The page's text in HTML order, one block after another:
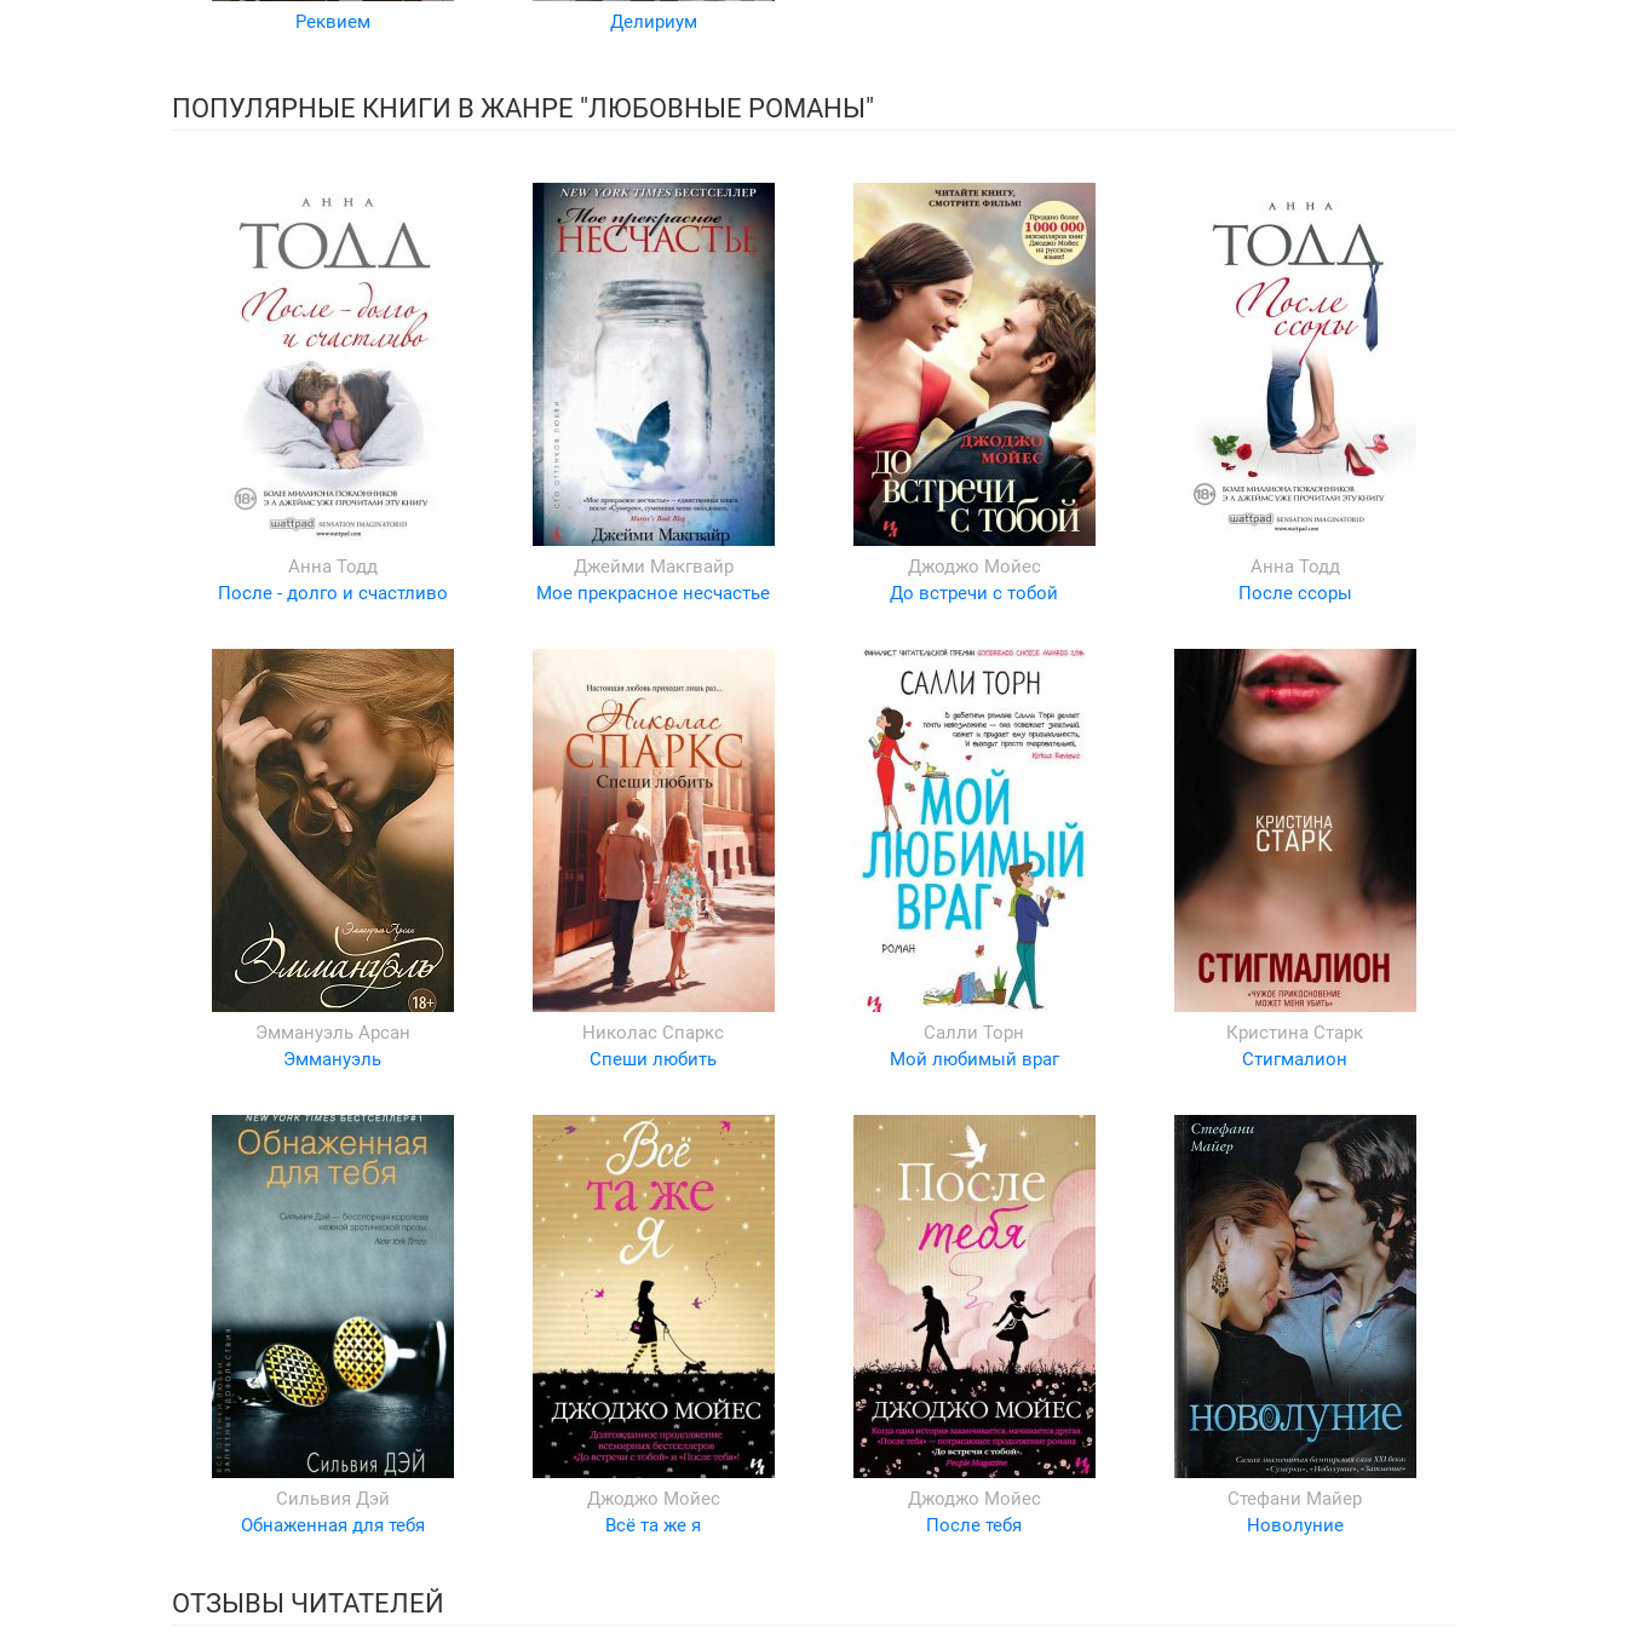
Реквием Делириум
ПОПУЛЯРНЫЕ КНИГИ В ЖАНРЕ "ЛЮБОВНЫЕ РОМАНЫ"
Анна Тодд
После - долго и счастливо
Джейми Макгвайр
Мое прекрасное несчастье
Джоджо Мойес
До встречи с тобой
Анна Тодд
После ссоры
Эммануэль Арсан
Эммануэль
Николас Спаркс
Спеши любить
Салли Торн
Мой любимый враг
Кристина Старк
Стигмалион
Сильвия Дэй
Обнаженная для тебя
Джоджо Мойес
Всё та же я
Джоджо Мойес
После тебя
Стефани Майер
Новолуние
ОТЗЫВЫ ЧИТАТЕЛЕЙ